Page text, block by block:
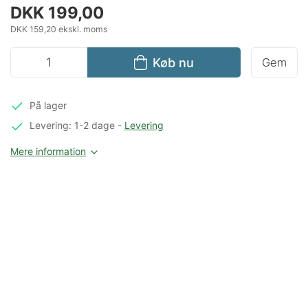
DKK 199,00
DKK 159,20 ekskl. moms
Køb nu Gem
På lager
Levering: 1-2 dage- Levering
Mere information